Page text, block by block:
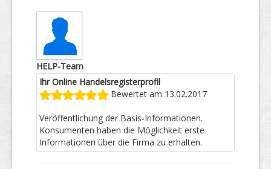
HELP-Team
Ihr Online Handelsregisterprofil
Bewertet am 13.02.2017
Veröffentlichung der Basis-Informationen.
Konsumenten haben die Möglichkeit erste
Informationen über die Firma zu erhalten.